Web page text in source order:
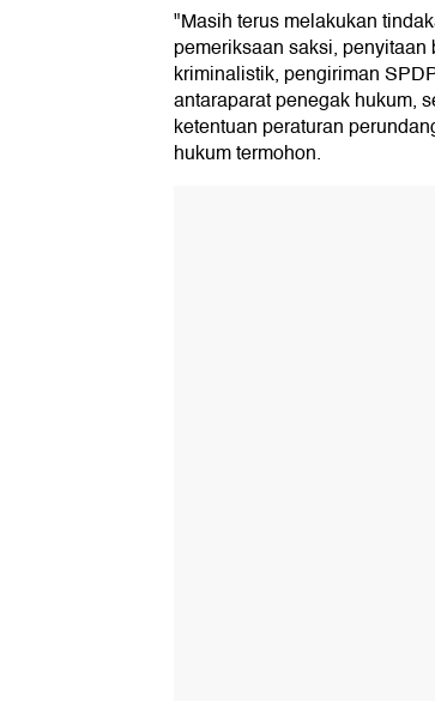
"Masih terus melakukan
pemeriksaan saksi,
kriminalistik, pengiriman
antaraparat penegak hukum,
ketentuan peraturan
hukum termohon.